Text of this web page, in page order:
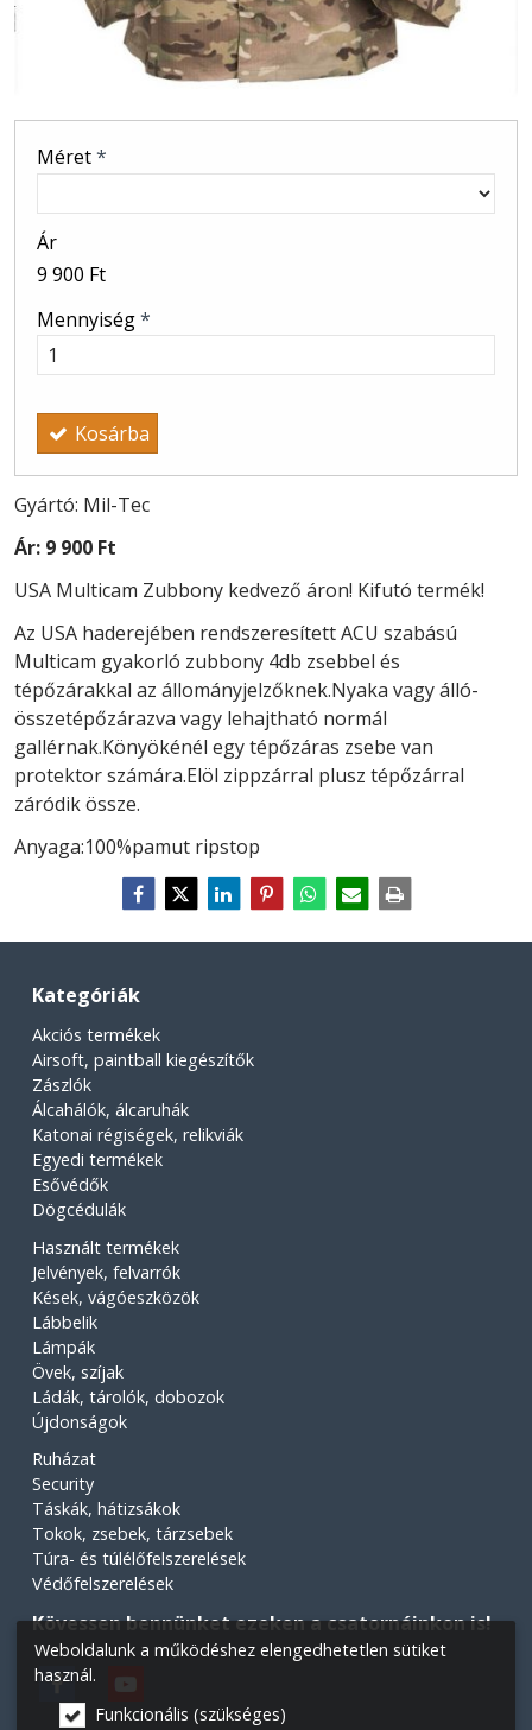
Méret*
Ár
9 900 Ft
Mennyiség*
Kosárba
Gyártó: Mil-Tec
Ár: 9 900 Ft
USA Multicam Zubbony kedvező áron! Kifutó termék!
Az USA haderejében rendszeresített ACU szabású
Multicam gyakorló zubbony 4db zsebbel és
tépőzárakkal az állományjelzőknek.Nyaka vagy álló-
összetépőzárazva vagy lehajtható normál
gallérnak.Könyökénél egy tépőzáras zsebe van
protektor számára.Elöl zippzárral plusz tépőzárral
záródik össze.
Anyaga:100%pamut ripstop
Kategóriák
Akciós termékek
Airsoft, paintball kiegészítők
Zászlók
Álcahálók, álcaruhák
Katonai régiségek, relikviák
Egyedi termékek
Esővédők
Dögcédulák
Használt termékek
Jelvények, felvarrók
Kések, vágóeszközök
Lábbelik
Lámpák
Övek, szíjak
Ládák, tárolók, dobozok
Újdonságok
Ruházat
Security
Táskák, hátizsákok
Tokok, zsebek, tárzsebek
Túra- és túlélőfelszerelések
Védőfelszerelések
Kövessen bennünket ezeken a csatornáinkon is!
Weboldalunk a működéshez elengedhetetlen sütiket
használ.
Funkcionális (szükséges)